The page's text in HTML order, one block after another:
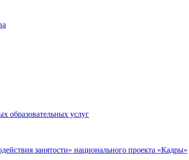
образовательных услуг
занятости» национального проекта «Кадры»